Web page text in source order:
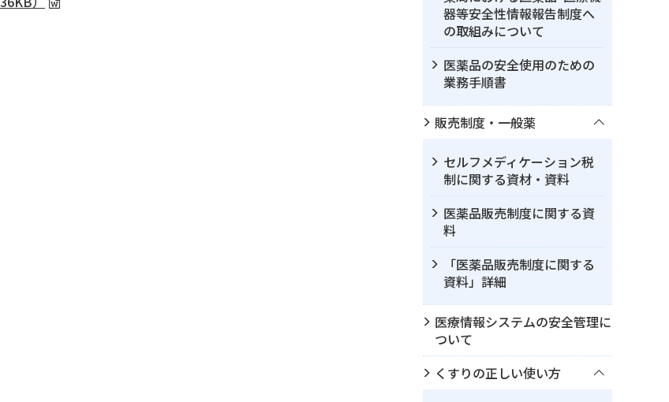
器等安全性情報報告制度へ
の取組みについて
医薬品の安全使用のための
業務手順書
販売制度・一般薬
セルフメディケーション税
制に関する資材・資料
医薬品販売制度に関する資
料
「医薬品販売制度に関する
資料」詳細
医療情報システムの安全管理に
ついて
くすりの正しい使い方